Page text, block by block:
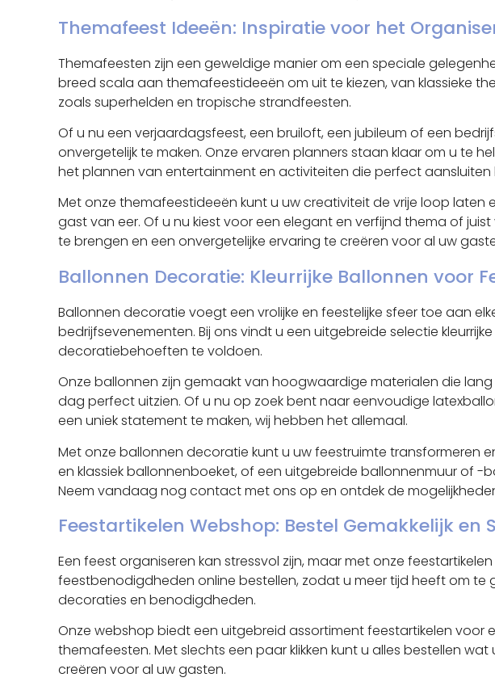
Themafeest Ideeën: Inspiratie voor het
Themafeesten zijn een geweldige manier om een speciale
breed scala aan themafeestideeën om uit te kiezen, van klassieke
zoals superhelden en tropische strandfeesten.
Of u nu een verjaardagsfeest, een bruiloft, een jubileum of een
onvergetelijk te maken. Onze ervaren planners staan klaar om u te
het plannen van entertainment en activiteiten die perfect aansluiten
Met onze themafeestideeën kunt u uw creativiteit de vrije loop
gast van eer. Of u nu kiest voor een elegant en verfijnd thema of
te brengen en een onvergetelijke ervaring te creëren voor al uw
Ballonnen Decoratie: Kleurrijke Ballonnen voor
Ballonnen decoratie voegt een vrolijke en feestelijke sfeer toe aan
bedrijfsevenementen. Bij ons vindt u een uitgebreide selectie
decoratiebehoeften te voldoen.
Onze ballonnen zijn gemaakt van hoogwaardige materialen die
dag perfect uitzien. Of u nu op zoek bent naar eenvoudige
een uniek statement te maken, wij hebben het allemaal.
Met onze ballonnen decoratie kunt u uw feestruimte transformeren
en klassiek ballonnenboeket, of een uitgebreide ballonnenmuur of
Neem vandaag nog contact met ons op en ontdek de
Feestartikelen Webshop: Bestel Gemakkelijk en
Een feest organiseren kan stressvol zijn, maar met onze
feestbenodigdheden online bestellen, zodat u meer tijd heeft om
decoraties en benodigdheden.
Onze webshop biedt een uitgebreid assortiment feestartikelen
themafeesten. Met slechts een paar klikken kunt u alles bestellen
creëren voor al uw gasten.